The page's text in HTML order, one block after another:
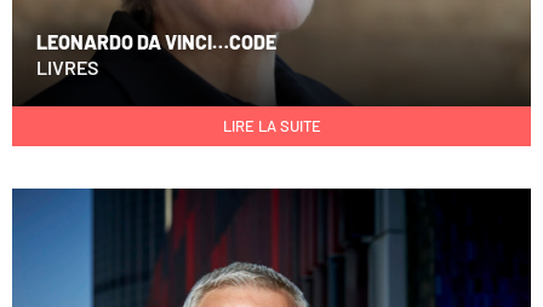
LEONARDO DA VINCI…CODE
LIVRES
LIRE LA SUITE